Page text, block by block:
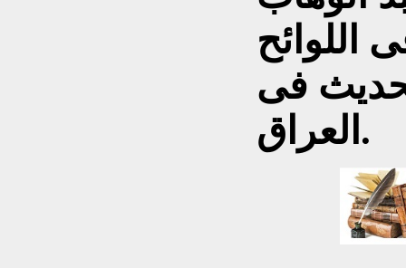
اللوائح
فى
العراق.